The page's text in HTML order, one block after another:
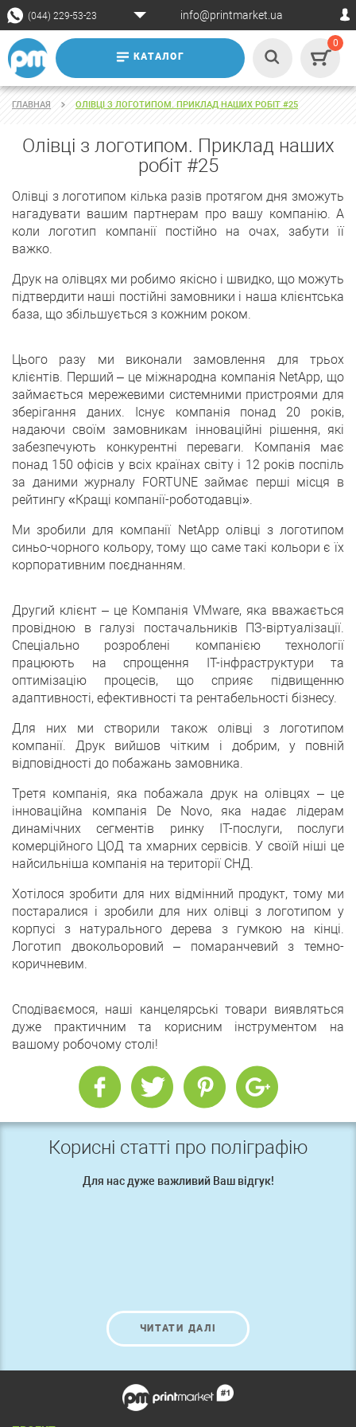
(044) 229-53-23 info@printmarket.ua
КАТАЛОГ
0
ГЛАВНАЯ ОЛІВЦІ З ЛОГОТИПОМ. ПРИКЛАД НАШИХ РОБІТ #25
Олівці з логотипом. Приклад наших
робіт #25
Олівці з логотипом кілька разів протягом дня зможуть
нагадувати вашим партнерам про вашу компанію. А
коли логотип компанії постійно на очах, забути її
важко.
Друк на олівцях ми робимо якісно і швидко, що можуть
підтвердити наші постійні замовники і наша клієнтська
база, що збільшується з кожним роком.
Цього разу ми виконали замовлення для трьох
клієнтів. Перший – це міжнародна компанія NetApp, що
займається мережевими системними пристроями для
зберігання даних. Існує компанія понад 20 років,
надаючи своїм замовникам інноваційні рішення, які
забезпечують конкурентні переваги. Компанія має
понад 150 офісів у всіх країнах світу і 12 років поспіль
за даними журналу FORTUNE займає перші місця в
рейтингу «Кращі компанії-роботодавці».
Ми зробили для компанії NetApp олівці з логотипом
синьо-чорного кольору, тому що саме такі кольори є їх
корпоративним поєднанням.
Другий клієнт – це Компанія VMware, яка вважається
провідною в галузі постачальників ПЗ-віртуалізації.
Спеціально розроблені компанією технології
працюють на спрощення ІТ-інфраструктури та
оптимізацію процесів, що сприяє підвищенню
адаптивності, ефективності та рентабельності бізнесу.
Для них ми створили також олівці з логотипом
компанії. Друк вийшов чітким і добрим, у повній
відповідності до побажань замовника.
Третя компанія, яка побажала друк на олівцях – це
інноваційна компанія De Novo, яка надає лідерам
динамічних сегментів ринку ІТ-послуги, послуги
комерційного ЦОД та хмарних сервісів. У своїй ніші це
найсильніша компанія на території СНД.
Хотілося зробити для них відмінний продукт, тому ми
постаралися і зробили для них олівці з логотипом у
корпусі з натурального дерева з гумкою на кінці.
Логотип двокольоровий – помаранчевий з темно-
коричневим.
Сподіваємося, наші канцелярські товари виявляться
дуже практичним та корисним інструментом на
вашому робочому столі!
Корисні статті про поліграфію
Для нас дуже важливий Ваш відгук!
ЧИТАТИ ДАЛІ